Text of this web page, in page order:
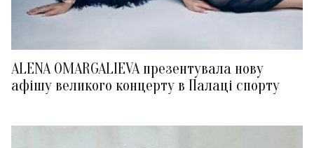
ALENA OMARGALIEVA презентувала нову
афішу великого концерту в Палаці спорту